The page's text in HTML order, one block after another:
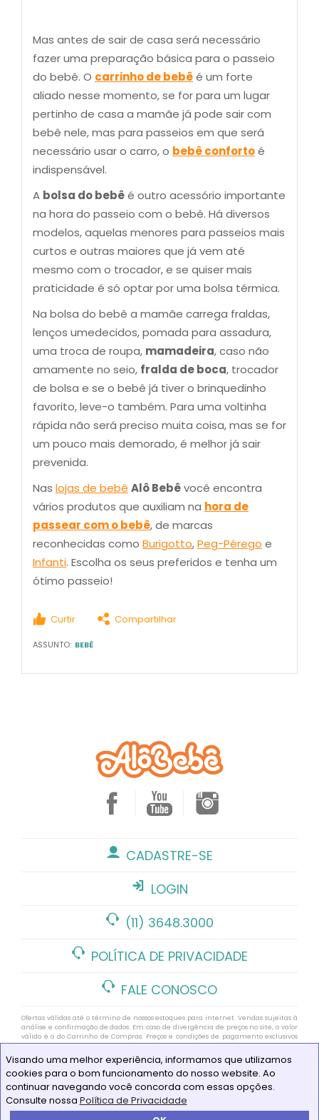
Visando uma melhor experiência, informamos que utilizamos
cookies para o bom funcionamento do nosso website. Ao
continuar navegando você concorda com essas opções.
Consulte nossa Política de Privacidade
Mas antes de sair de casa será necessário
fazer uma preparação básica para o passeio
do bebê. O carrinho de bebêé um forte
aliado nesse momento, se for para um lugar
pertinho de casa a mamãe já pode sair com
bebê nele, mas para passeios em que será
necessário usar o carro, o bebê confortoé
indispensável.
A bolsa do bebêé outro acessório importante
na hora do passeio com o bebê. Há diversos
modelos, aquelas menores para passeios mais
curtos e outras maiores que já vem até
mesmo com o trocador, e se quiser mais
praticidade é só optar por uma bolsa térmica.
Na bolsa do bebê a mamãe carrega fraldas,
lenços umedecidos, pomada para assadura,
uma troca de roupa, mamadeira, caso não
amamente no seio, fralda de boca, trocador
de bolsa e se o bebê já tiver o brinquedinho
favorito, leve-o também. Para uma voltinha
rápida não será preciso muita coisa, mas se for
um pouco mais demorado, é melhor já sair
prevenida.
Nas lojas de bebê Alô Bebêvocê encontra
vários produtos que auxiliam na hora de
passear com o bebê, de marcas
reconhecidas como Burigotto,Peg-Pérego e
Infanti. Escolha os seus preferidos e tenha um
ótimo passeio!
Curtir Compartilhar
ASSUNTO: BEBÊ
CADASTRE-SE
LOGIN
(11) 3648.3000
POLÍTICA DE PRIVACIDADE
FALE CONOSCO
Ofertas válidas até o término de nossos estoques para internet. Vendas sujeitas à
análise e confirmação de dados. Em caso de divergência de preços no site, o valor
válido é o do Carrinho de Compras. Preços e condições de pagamento exclusivos
para compras via internet. As imagens de produtos deste site pertencem a Alô
Bebê. Não é permitida a utilização sem autorização https://www.alobebe.com.br
CNPJ Loja Virtual: 11.928.659/0006-33
© COPYRIGHT 1987/2021 - ALÔ BEBÊ 34 ANOS - TODOS OS DIREITOS
RESERVADOS - TELEFONE: (11) 3648.3000